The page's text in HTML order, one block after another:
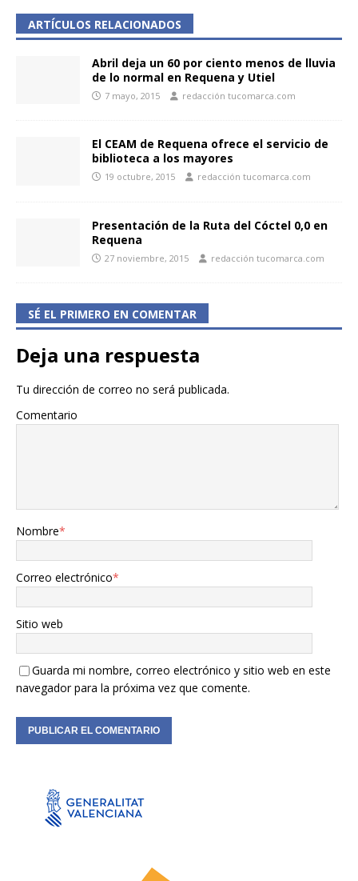
ARTÍCULOS RELACIONADOS
Abril deja un 60 por ciento menos de lluvia
de lo normal en Requena y Utiel
7 mayo, 2015 redacción tucomarca.com
El CEAM de Requena ofrece el servicio de
biblioteca a los mayores
19 octubre, 2015 redacción tucomarca.com
Presentación de la Ruta del Cóctel 0,0 en
Requena
27 noviembre, 2015 redacción tucomarca.com
SÉ EL PRIMERO EN COMENTAR
Deja una respuesta
Tu dirección de correo no será publicada.
Comentario
Nombre*
Correo electrónico*
Sitio web
Guarda mi nombre, correo electrónico y sitio web en este
navegador para la próxima vez que comente.